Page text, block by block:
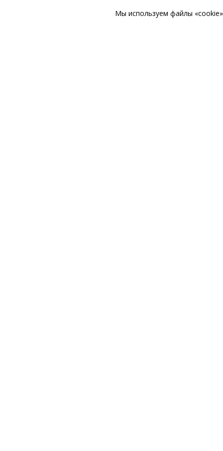
Мы используем файлы «cookie»